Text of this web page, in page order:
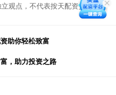
观点，不代表按天配资交易观点
助你轻松致富
，助力投资之路